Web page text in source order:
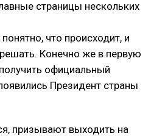
страницы нескольких
что происходит, и
Конечно же в первую
официальный
Президент страны
призывают выходить на